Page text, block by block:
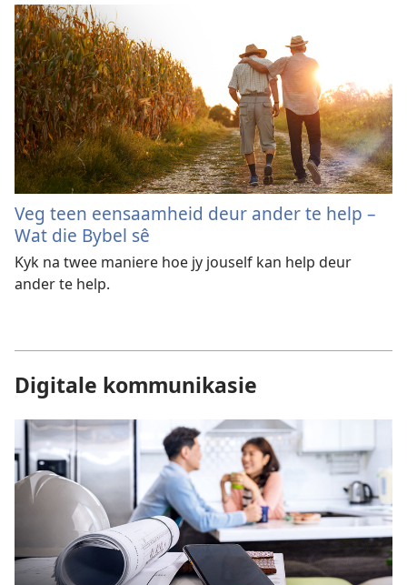
Veg teen eensaamheid deur ander te help –
Wat die Bybel sê
Kyk na twee maniere hoe jy jouself kan help deur
ander te help.
Digitale kommunikasie